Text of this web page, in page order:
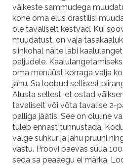
väikeste sammudega
kohe oma elus drastilisi
ole tavaliselt kestvad. Kui
muudatust, on vaja
siinkohal näite läbi
paljudele.
oma menüüst korraga välja
jahu. Sa loobud sellisest
Alusta sellest, et ostad
tavaliselt või võta tavalise 2-
palliga jäätis. See on oluline
tuleb ennast tunnustada.
valge suhkur ja jahu pruuni
vastu. Proovi päevas süüa
seda sa peaaegu ei märka.